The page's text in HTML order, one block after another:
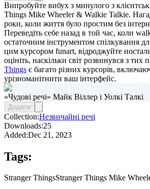
Випробуйте вибух з минулого з
Things Mike Wheeler & Walkie Talkie.
роки, коли життя було простим без
Переведіть себе назад в той час, коли
остаточним інструментом спілкування
цим курсором funart, відроджуйте
оцініть, наскільки світ розвинувся з тих
Things є багато різних курсорів,
урізноманітнити ваш інтерфейс.
«Чудові речі» Майк Віллер і Уолкі Талкі
Додати
Collection:Незвичайні речі
Downloads:25
Added:Dec 21, 2023
Tags:
Stranger ThingsStranger Things Mike